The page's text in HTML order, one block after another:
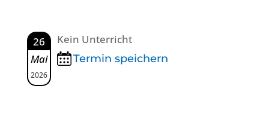
26
Mai
2026
Kein Unterricht
Termin speichern